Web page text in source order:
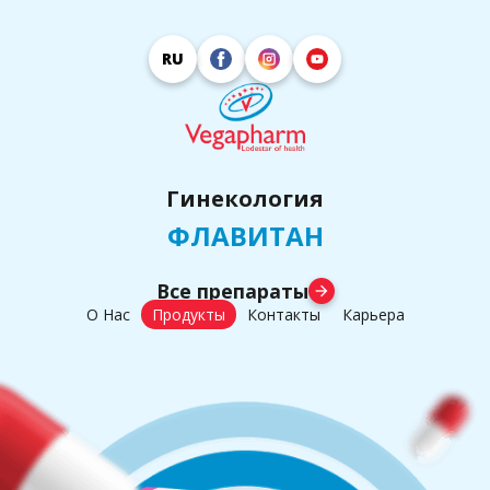
RU
Гинекология
ФЛАВИТАН
Все препараты arrow_forward
О Нас Продукты Контакты Карьера